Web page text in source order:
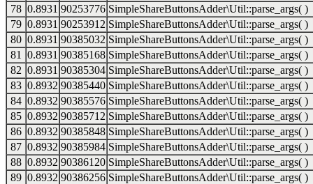
78 0.8931 90253776 SimpleShareButtonsAdder\Util::parse_args( )
79 0.8931 90253912 SimpleShareButtonsAdder\Util::parse_args( )
80 0.8931 90385032 SimpleShareButtonsAdder\Util::parse_args( )
81
0.8931 90385168 SimpleShareButtonsAdder\Util::parse_args( )
82 0.8931 90385304 SimpleShareButtonsAdder\Util::parse_args( )
83 0.8932 90385440 SimpleShareButtonsAdder\Util::parse_args( )
84 0.8932 90385576 SimpleShareButtonsAdder\Util::parse_args( )
85 0.8932 90385712 SimpleShareButtonsAdder\Util::parse_args( )
86 0.8932 90385848 SimpleShareButtonsAdder\Util::parse_args( )
87 0.8932 90385984 SimpleShareButtonsAdder\Util::parse_args( )
88 0.8932 90386120 SimpleShareButtonsAdder\Util::parse_args( )
89 0.8932 90386256 SimpleShareButtonsAdder\Util::parse_args( )